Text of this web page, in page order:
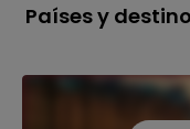
Países y